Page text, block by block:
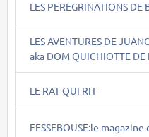
LES PEREGRINATIONS DE
LES AVENTURES DE
aka DOM QUICHIOTTE DE
LE RAT QUI RIT
FESSEBOUSE:le magazine